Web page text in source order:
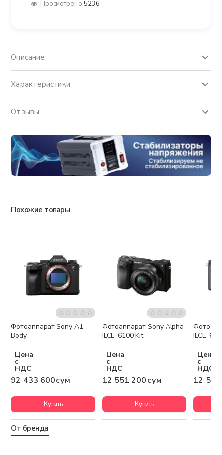
Просмотрено:5236
Описание
Характеристики
Отзывы
Похожие товары
Бесплатная доставка
Фотоаппарат Sony A1
Body
Цена
с
НДС
92 433 600 сум
Купить
Бесплатная доставка
Фотоаппарат Sony Alpha
ILCE-6100 Kit
Цена
с
НДС
12 551 200 сум
Купить
ILCE-
Цена
с
НДС
12
От бренда